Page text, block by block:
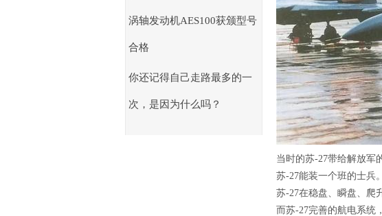
涡轴发动机AES100获颁型号
合格
你还记得自己走路最多的一
次，是因为什么吗？
当时的苏-27带给解放军
苏-27能装一个班的士兵
苏-27在稳盘、瞬盘、爬
而苏-27完善的航电系统